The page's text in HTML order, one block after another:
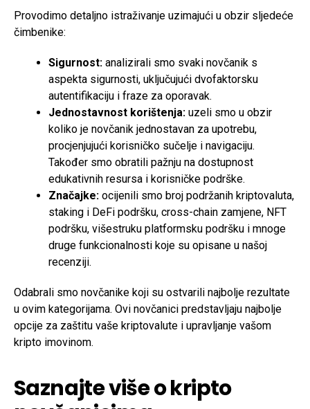
Provodimo detaljno istraživanje uzimajući u obzir sljedeće
čimbenike:
Sigurnost: analizirali smo svaki novčanik s
aspekta sigurnosti, uključujući dvofaktorsku
autentifikaciju i fraze za oporavak.
Jednostavnost korištenja: uzeli smo u obzir
koliko je novčanik jednostavan za upotrebu,
procjenjujući korisničko sučelje i navigaciju.
Također smo obratili pažnju na dostupnost
edukativnih resursa i korisničke podrške.
Značajke: ocijenili smo broj podržanih kriptovaluta,
staking i DeFi podršku, cross-chain zamjene, NFT
podršku, višestruku platformsku podršku i mnoge
druge funkcionalnosti koje su opisane u našoj
recenziji.
Odabrali smo novčanike koji su ostvarili najbolje rezultate
u ovim kategorijama. Ovi novčanici predstavljaju najbolje
opcije za zaštitu vaše kriptovalute i upravljanje vašom
kripto imovinom.
Saznajte više o kripto